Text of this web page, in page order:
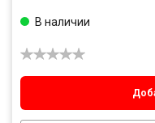
В наличии